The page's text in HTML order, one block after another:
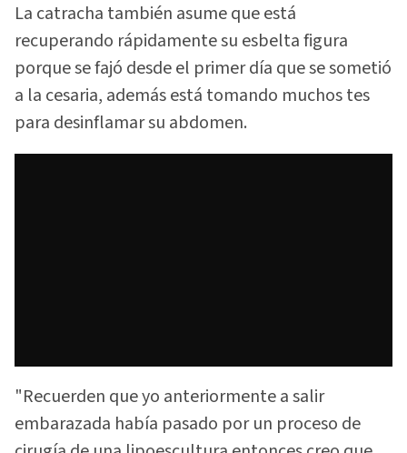
La catracha también asume que está
recuperando rápidamente su esbelta figura
porque se fajó desde el primer día que se sometió
a la cesaria, además está tomando muchos tes
para desinflamar su abdomen.
"Recuerden que yo anteriormente a salir
embarazada había pasado por un proceso de